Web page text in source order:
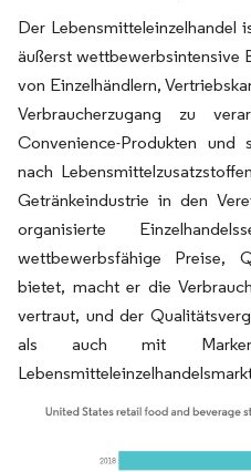
Der Lebensmitteleinzelhandel
äußerst wettbewerbsintensive
von Einzelhändlern,
Verbraucherzugang zu
Convenience-Produkten
nach
Getränkeindustrie in den
organisierte
wettbewerbsfähige Preise,
bietet, macht er die
vertraut, und der
als auch mit